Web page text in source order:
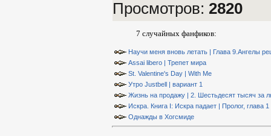
Просмотров: 2820
7 случайных фанфиков:
Научи меня вновь летать | Глава 9.Ангелы
Assai libero | Трепет мира
St. Valentine's Day | With Me
Утро Justbell | вариант 1
Жизнь на продажу | 2. Шестьдесят тысяч за
Искра. Книга I: Искра падает | Пролог, глава 1
Однажды в Хогсмиде